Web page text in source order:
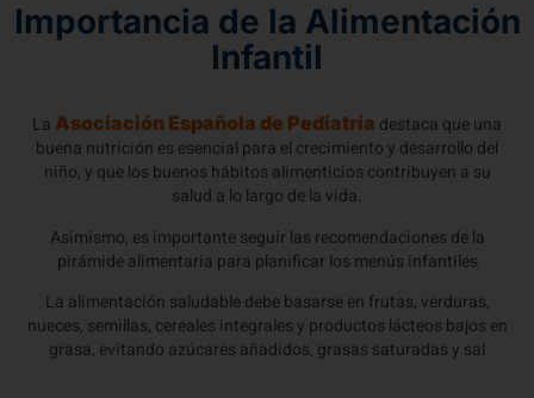
Importancia de la Alimentación
Infantil
La Asociación Española de Pediatría destaca que una
buena nutrición es esencial para el crecimiento y desarrollo del
niño, y que los buenos hábitos alimenticios contribuyen a su
salud a lo largo de la vida.
Asimismo, es importante seguir las recomendaciones de la
pirámide alimentaria para planificar los menús infantiles
La alimentación saludable debe basarse en frutas, verduras,
nueces, semillas, cereales integrales y productos lácteos bajos en
grasa, evitando azúcares añadidos, grasas saturadas y sal